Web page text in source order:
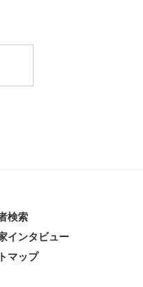
検索
インタビュー
マップ